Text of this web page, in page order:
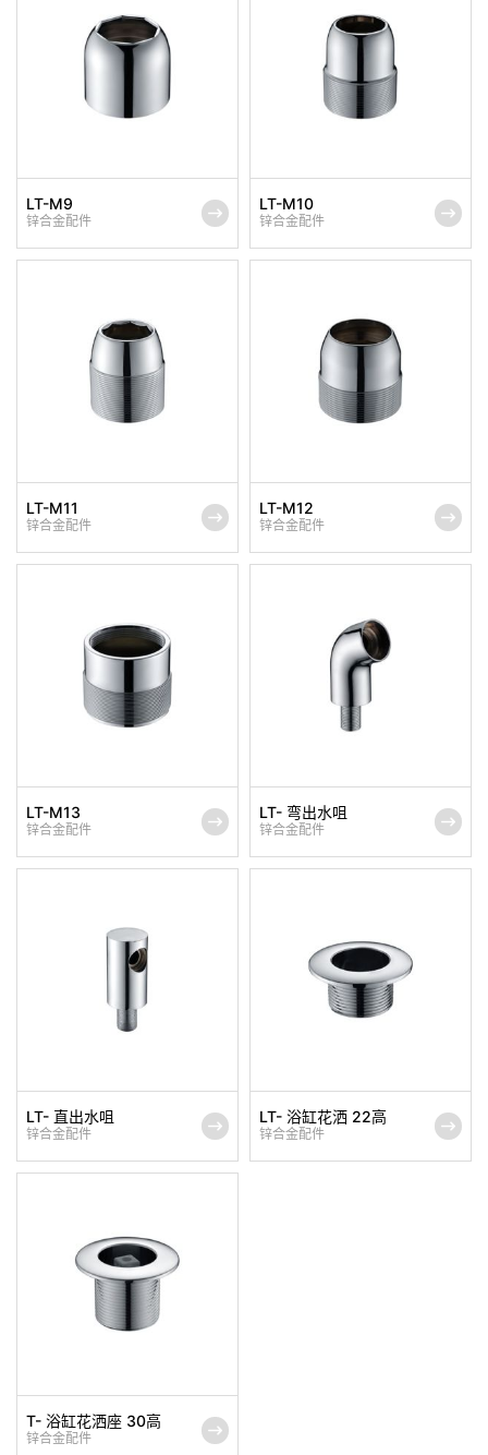
LT-M9
锌合金配件
LT-M10
锌合金配件
LT-M11
锌合金配件
LT-M12
锌合金配件
LT-M13
锌合金配件
LT- 弯出水咀
锌合金配件
LT- 直出水咀
锌合金配件
LT- 浴缸花洒 22高
锌合金配件
T- 浴缸花洒座 30高
锌合金配件